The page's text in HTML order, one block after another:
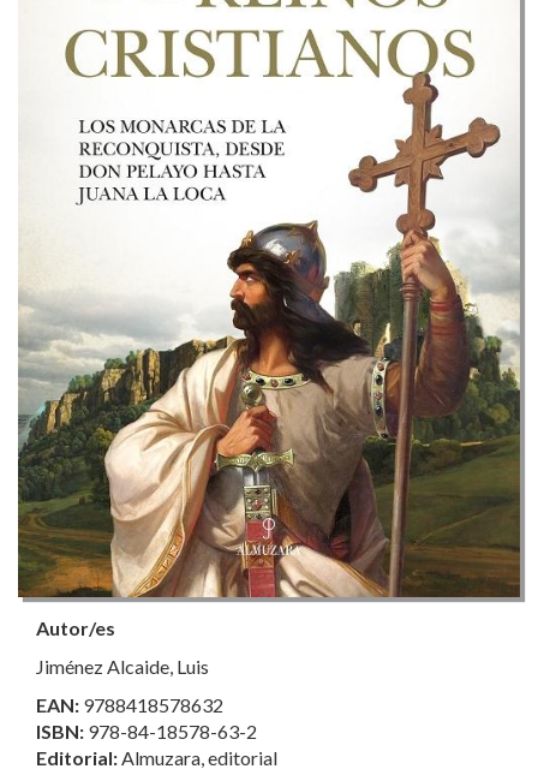
Autor/es
Jiménez Alcaide, Luis
EAN: 9788418578632
ISBN: 978-84-18578-63-2
Editorial:Almuzara, editorial